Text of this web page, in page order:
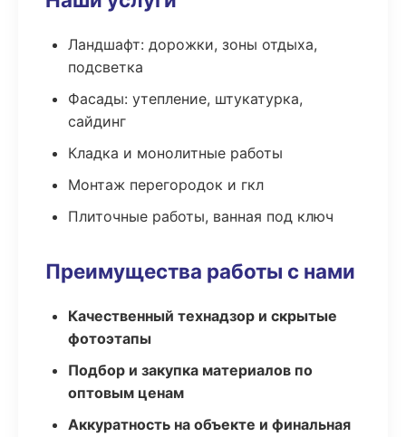
Ландшафт: дорожки, зоны отдыха,
подсветка
Фасады: утепление, штукатурка,
сайдинг
Кладка и монолитные работы
Монтаж перегородок и гкл
Плиточные работы, ванная под ключ
Преимущества работы с нами
Качественный технадзор и скрытые
фотоэтапы
Подбор и закупка материалов по
оптовым ценам
Аккуратность на объекте и финальная